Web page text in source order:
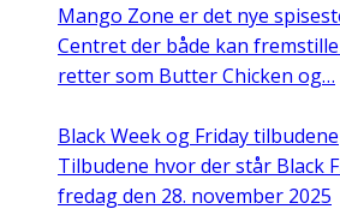
Mango Zone er det nye
Centret der både kan
retter som Butter Chicken og…
Black Week og Friday tilbudene
Tilbudene hvor der står Black
fredag den 28. november 2025